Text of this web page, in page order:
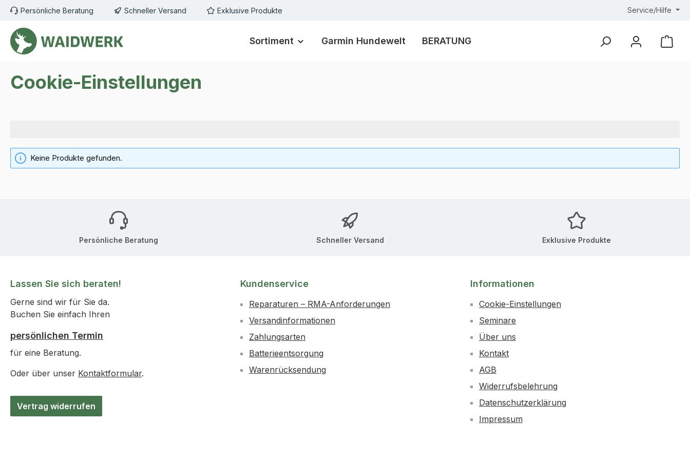
Hauptinhalt springen
Zur Suche springen
Zur Hauptnavigation springen
Persönliche Beratung Schneller Versand Exklusive Produkte Service/Hilfe
Sortiment Garmin Hundewelt BERATUNG
Cookie-Einstellungen
Keine Produkte gefunden.
Persönliche Beratung Schneller Versand Exklusive Produkte
Lassen Sie sich beraten!
Gerne sind wir für Sie da.
Buchen Sie einfach Ihren
persönlichen Termin
für eine Beratung.
Oder über unser Kontaktformular.
Vertrag widerrufen
Kundenservice
Reparaturen – RMA-Anforderungen
Versandinformationen
Zahlungsarten
Batterieentsorgung
Warenrücksendung
Informationen
Cookie-Einstellungen
Seminare
Über uns
Kontakt
AGB
Widerrufsbelehrung
Datenschutzerklärung
Impressum